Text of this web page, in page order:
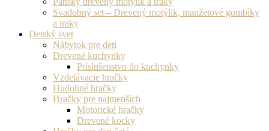
Svadobný set – Drevený motýlik, manžetové gombíky
a traky
Detský svet
Nábytok pre deti
Drevené kuchynky
Príslušenstvo do kuchynky
Vzdelávacie hračky
Hudobné hračky
Hračky pre najmenších
Motorické hračky
Drevené kocky